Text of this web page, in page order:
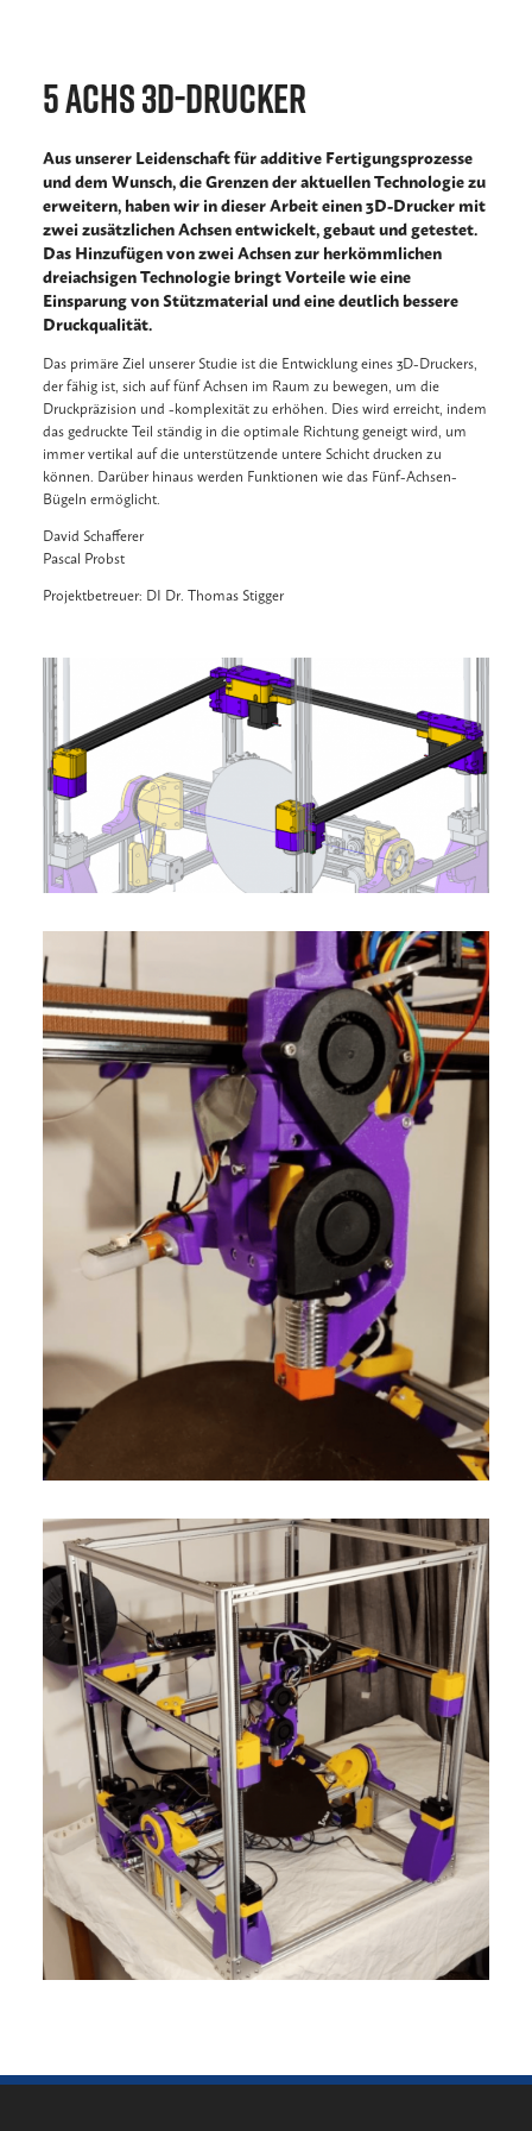
5 Achs 3D-Drucker
Aus unserer Leidenschaft für additive Fertigungsprozesse
und dem Wunsch, die Grenzen der aktuellen Technologie zu
erweitern, haben wir in dieser Arbeit einen 3D-Drucker mit
zwei zusätzlichen Achsen entwickelt, gebaut und getestet.
Das Hinzufügen von zwei Achsen zur herkömmlichen
dreiachsigen Technologie bringt Vorteile wie eine
Einsparung von Stützmaterial und eine deutlich bessere
Druckqualität.
Das primäre Ziel unserer Studie ist die Entwicklung eines 3D-Druckers,
der fähig ist, sich auf fünf Achsen im Raum zu bewegen, um die
Druckpräzision und -komplexität zu erhöhen. Dies wird erreicht, indem
das gedruckte Teil ständig in die optimale Richtung geneigt wird, um
immer vertikal auf die unterstützende untere Schicht drucken zu
können. Darüber hinaus werden Funktionen wie das Fünf-Achsen-
Bügeln ermöglicht.
David Schafferer
Pascal Probst
Projektbetreuer: DI Dr. Thomas Stigger